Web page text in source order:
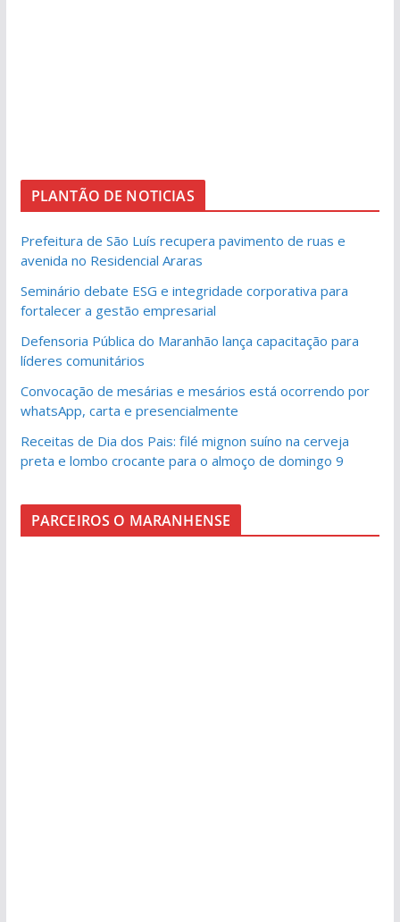
PLANTÃO DE NOTICIAS
Prefeitura de São Luís recupera pavimento de ruas e
avenida no Residencial Araras
Seminário debate ESG e integridade corporativa para
fortalecer a gestão empresarial
Defensoria Pública do Maranhão lança capacitação para
líderes comunitários
Convocação de mesárias e mesários está ocorrendo por
whatsApp, carta e presencialmente
Receitas de Dia dos Pais: filé mignon suíno na cerveja
preta e lombo crocante para o almoço de domingo 9
PARCEIROS O MARANHENSE